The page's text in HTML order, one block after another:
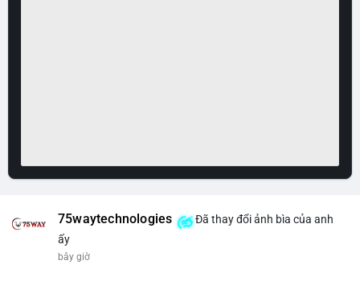
75waytechnologies
Đã thay đổi ảnh bìa của anh
ấy
bây giờ